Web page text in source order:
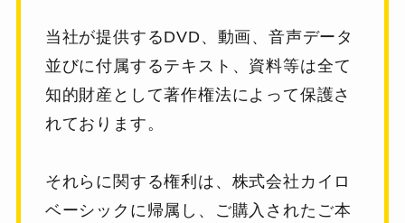
当社が提供するDVD、動画、音声データ
並びに付属するテキスト、 資料等は全て
知的財産として著作権法によって保護さ
れております。
それらに関する権利は、株式会社カイロ
ベーシックに帰属し、
ご購入されたご本